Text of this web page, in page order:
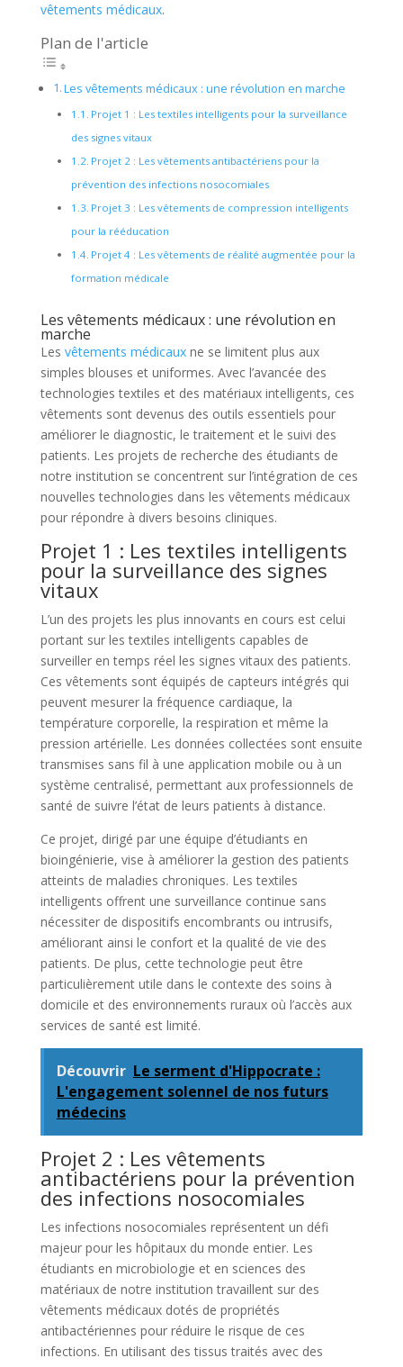
vêtements médicaux.
Plan de l'article
Les vêtements médicaux : une révolution en marche
Projet 1 : Les textiles intelligents pour la surveillance
des signes vitaux
Projet 2 : Les vêtements antibactériens pour la
prévention des infections nosocomiales
Projet 3 : Les vêtements de compression intelligents
pour la rééducation
Projet 4 : Les vêtements de réalité augmentée pour la
formation médicale
Les vêtements médicaux : une révolution en
marche
Les vêtements médicauxne se limitent plus aux
simples blouses et uniformes. Avec l’avancée des
technologies textiles et des matériaux intelligents, ces
vêtements sont devenus des outils essentiels pour
améliorer le diagnostic, le traitement et le suivi des
patients. Les projets de recherche des étudiants de
notre institution se concentrent sur l’intégration de ces
nouvelles technologies dans les vêtements médicaux
pour répondre à divers besoins cliniques.
Projet 1 : Les textiles intelligents
pour la surveillance des signes
vitaux
L’un des projets les plus innovants en cours est celui
portant sur les textiles intelligents capables de
surveiller en temps réel les signes vitaux des patients.
Ces vêtements sont équipés de capteurs intégrés qui
peuvent mesurer la fréquence cardiaque, la
température corporelle, la respiration et même la
pression artérielle. Les données collectées sont ensuite
transmises sans fil à une application mobile ou à un
système centralisé, permettant aux professionnels de
santé de suivre l’état de leurs patients à distance.
Ce projet, dirigé par une équipe d’étudiants en
bioingénierie, vise à améliorer la gestion des patients
atteints de maladies chroniques. Les textiles
intelligents offrent une surveillance continue sans
nécessiter de dispositifs encombrants ou intrusifs,
améliorant ainsi le confort et la qualité de vie des
patients. De plus, cette technologie peut être
particulièrement utile dans le contexte des soins à
domicile et des environnements ruraux où l’accès aux
services de santé est limité.
Découvrir Le serment d'Hippocrate :
L'engagement solennel de nos futurs
médecins
Projet 2 : Les vêtements
antibactériens pour la prévention
des infections nosocomiales
Les infections nosocomiales représentent un défi
majeur pour les hôpitaux du monde entier. Les
étudiants en microbiologie et en sciences des
matériaux de notre institution travaillent sur des
vêtements médicaux dotés de propriétés
antibactériennes pour réduire le risque de ces
infections. En utilisant des tissus traités avec des